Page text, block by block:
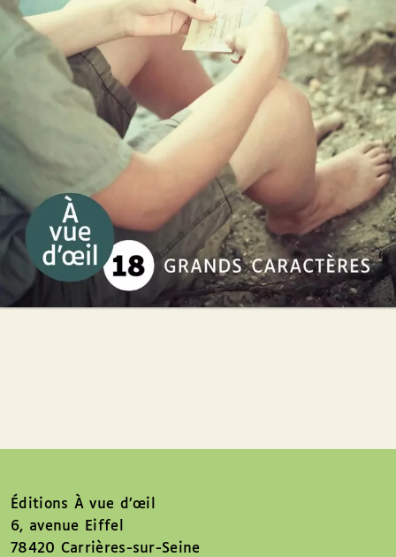
Daniel Cario
28€
Éditions À vue d’œil
6, avenue Eiffel
78420 Carrières-sur-Seine